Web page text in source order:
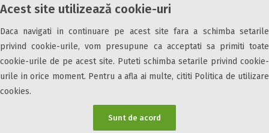
Acest site utilizează cookie-uri
Daca navigati in continuare pe acest site fara a schimba setarile
privind cookie-urile, vom presupune ca acceptati sa primiti toate
cookie-urile de pe acest site. Puteti schimba setarile privind cookie-
urile in orice moment. Pentru a afla ai multe, cititi Politica de utilizare
cookies.
Sunt de acord
condițiile de utilizare.
Informații utile Parteneri Cazare7